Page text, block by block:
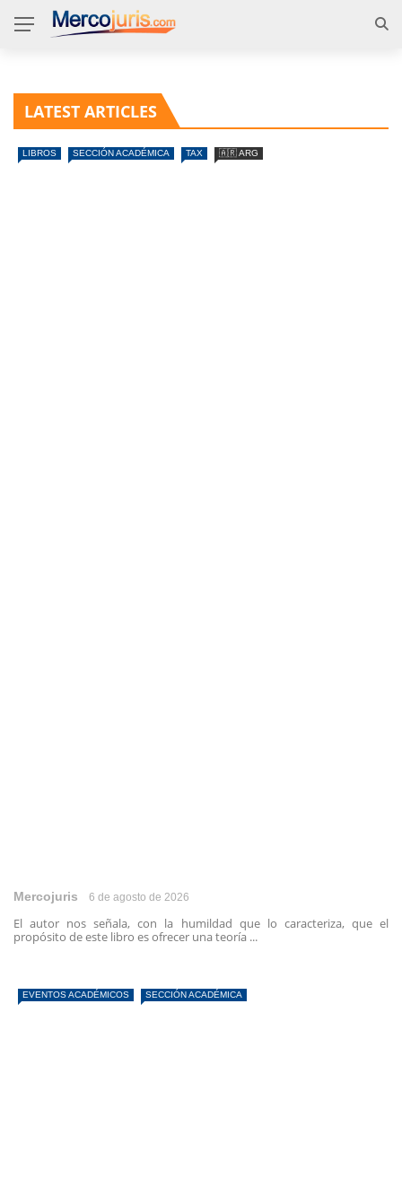
LATEST ARTICLES
LIBROS SECCIÓN ACADÉMICA TAX 🇦🇷 ARG
Mercojuris 6 de agosto de 2026
El autor nos señala, con la humildad que lo caracteriza, que el
propósito de este libro es ofrecer una teoría ...
EVENTOS ACADÉMICOS SECCIÓN ACADÉMICA